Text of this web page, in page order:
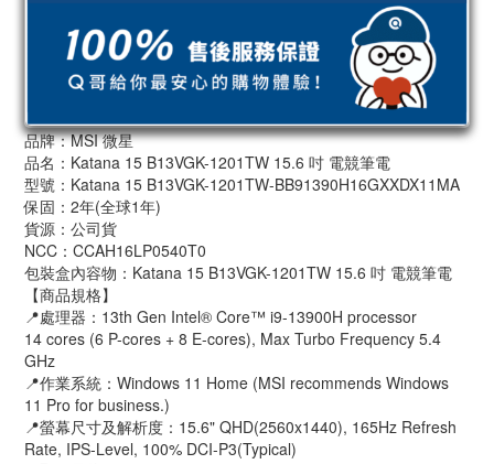
品牌：MSI 微星
品名：Katana 15 B13VGK-1201TW 15.6 吋 電競筆電
型號：Katana 15 B13VGK-1201TW-BB91390H16GXXDX11MA
保固：2年(全球1年)
貨源：公司貨
NCC：CCAH16LP0540T0
包裝盒內容物：Katana 15 B13VGK-1201TW 15.6 吋 電競筆電
【商品規格】
📍處理器：13th Gen Intel® Core™ i9-13900H processor
14 cores (6 P-cores + 8 E-cores), Max Turbo Frequency 5.4
GHz
📍作業系統：Windows 11 Home (MSI recommends Windows
11 Pro for business.)
📍螢幕尺寸及解析度：15.6" QHD(2560x1440), 165Hz Refresh
Rate, IPS-Level, 100% DCI-P3(Typical)